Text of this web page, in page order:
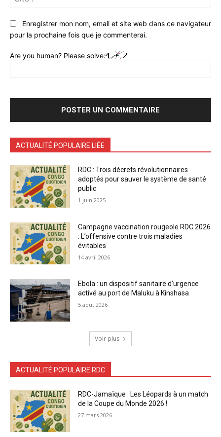
:
Enregistrer mon nom, email et site web dans ce navigateur
pour la prochaine fois que je commenterai.
Are you human? Please solve:
ACTUALITÉ POPULAIRE LIÉE
RDC : Trois décrets révolutionnaires
adoptés pour sauver le système de santé
public
1 juin 2025
Campagne vaccination rougeole RDC 2026
: L’offensive contre trois maladies
évitables
14 avril 2026
Ebola : un dispositif sanitaire d’urgence
activé au port de Maluku à Kinshasa
5 août 2026
Voir plus
ACTUALITÉ POPULAIRE RDC
RDC-Jamaïque : Les Léopards à un match
de la Coupe du Monde 2026 !
27 mars 2026